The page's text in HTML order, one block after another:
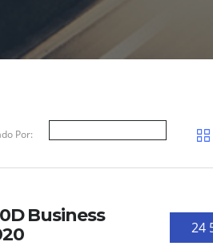
Por:
24
Business